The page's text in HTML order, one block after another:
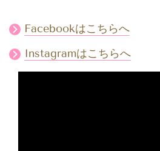
Facebookはこちらへ
Instagramはこちらへ